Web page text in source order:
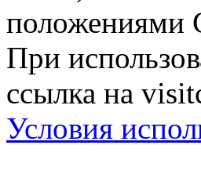
положениями
При
ссылка на
Условия